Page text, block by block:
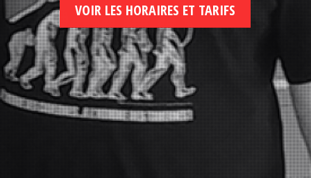
VOIR LES HORAIRES ET TARIFS